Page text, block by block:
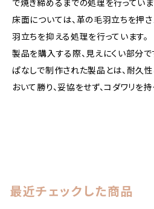
で焼き締めるまでの処理を行っていま
床面については、革の毛羽立ちを押
羽立ちを抑える処理を行っています。
製品を購入する際、見えにくい部分で
ぱなしで制作された製品とは、耐久性
おいて勝り、妥協をせず、コダワリを
最近チェックした商品